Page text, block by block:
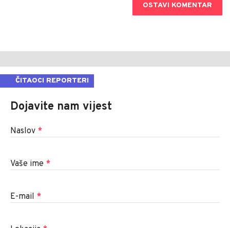
OSTAVI KOMENTAR
ČITAOCI REPORTERI
Dojavite nam vijest
Naslov *
Vaše ime *
E-mail *